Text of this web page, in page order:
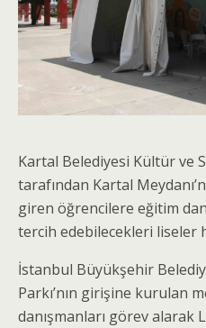
Kartal Belediyesi Kültür ve
tarafından Kartal
giren öğrencilere eğitim
tercih edebilecekleri liseler
İstanbul Büyükşehir
Parkı’nın girişine kurulan
danışmanları görev alarak